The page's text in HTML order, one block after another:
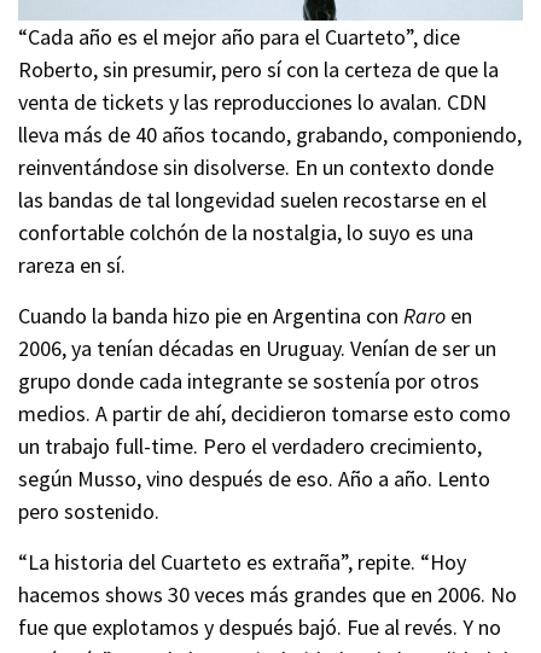
“Cada año es el mejor año para el Cuarteto”, dice
Roberto, sin presumir, pero sí con la certeza de que la
venta de tickets y las reproducciones lo avalan. CDN
lleva más de 40 años tocando, grabando, componiendo,
reinventándose sin disolverse. En un contexto donde
las bandas de tal longevidad suelen recostarse en el
confortable colchón de la nostalgia, lo suyo es una
rareza en sí.
Cuando la banda hizo pie en Argentina con Raro en
2006, ya tenían décadas en Uruguay. Venían de ser un
grupo donde cada integrante se sostenía por otros
medios. A partir de ahí, decidieron tomarse esto como
un trabajo full-time. Pero el verdadero crecimiento,
según Musso, vino después de eso. Año a año. Lento
pero sostenido.
“La historia del Cuarteto es extraña”, repite. “Hoy
hacemos shows 30 veces más grandes que en 2006. No
fue que explotamos y después bajó. Fue al revés. Y no